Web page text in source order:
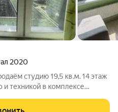
2020
студию 19,5 кв.м. 14 этаж
техникой в комплексе
среди красивых домов и